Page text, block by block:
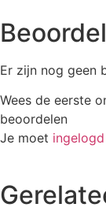
Er zijn nog geen
Wees de eerste
beoordelen
Je moet